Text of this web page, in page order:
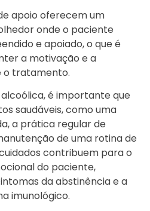
apoio oferecem um
onde o paciente
e apoiado, o que é
a motivação e a
o tratamento.
é importante que
saudáveis, como uma
a prática regular de
de uma rotina de
contribuem para o
do paciente,
da abstinência e a
imunológico.